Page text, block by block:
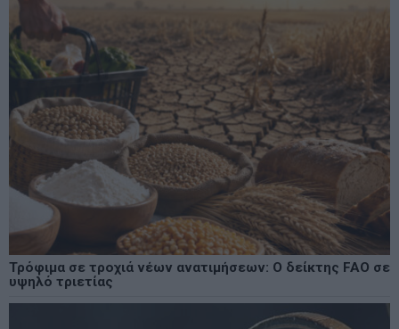
Τρόφιμα σε τροχιά νέων ανατιμήσεων: Ο δείκτης FAO σε
υψηλό τριετίας